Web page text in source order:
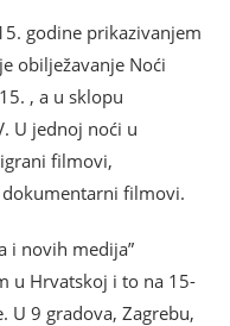
godine prikazivanjem
obilježavanje Noći
, a u sklopu
U jednoj noći u
filmovi,
filmovi.
i novih medija”
u Hrvatskoj i to na 15-
U 9 gradova, Zagrebu,